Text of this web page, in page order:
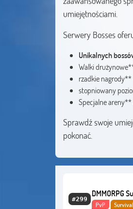
umiejętnościami.
Serwery Bosses
Unikalnych
Walki
rzadkie
stopniowany
Specjalne areny**
Sprawdź swoje
pokonać.
#299
DMMORPG
PvP Survival